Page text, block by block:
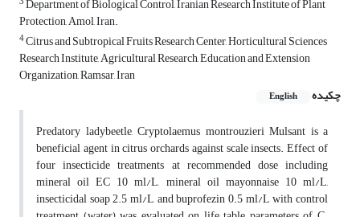
Department of Biological Control, Iranian Research Institute of Plant
Protection, Amol, Iran.
4Citrus and Subtropical Fruits Research Center, Horticultural Sciences
Research Institute, Agricultural Research, Education and Extension
Organization, Ramsar, Iran
چکیده
English
Predatory ladybeetle, Cryptolaemus montrouzieri Mulsant is a
beneficial agent in citrus orchards against scale insects. Effect of
four insecticide treatments at recommended dose including
mineral oil EC 10 ml/L, mineral oil mayonnaise 10 ml/L,
insecticidal soap 2.5 ml/L and buprofezin 0.5 ml/L with control